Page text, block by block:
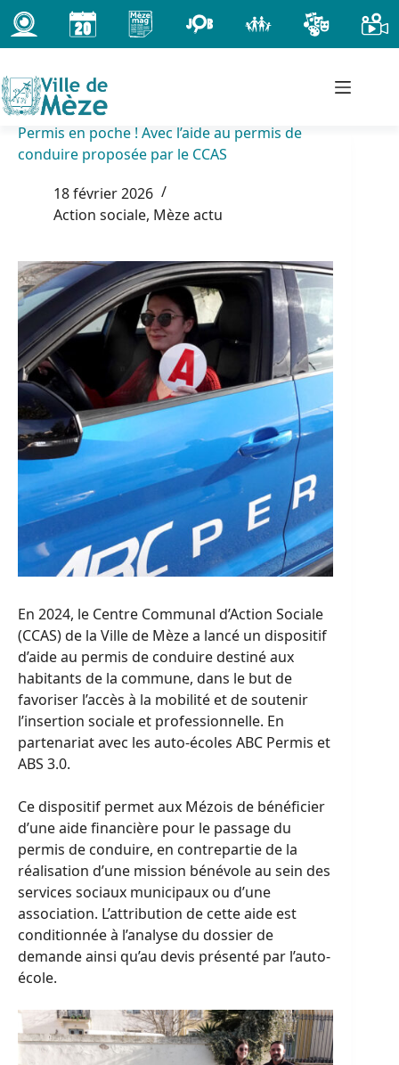
Passer
au
contenu
Permis en poche ! Avec l’aide au permis de
conduire proposée par le CCAS
18 février 2026
Action sociale, Mèze actu
En 2024, le Centre Communal d’Action Sociale
(CCAS) de la Ville de Mèze a lancé un dispositif
d’aide au permis de conduire destiné aux
habitants de la commune, dans le but de
favoriser l’accès à la mobilité et de soutenir
l’insertion sociale et professionnelle. En
partenariat avec les auto-écoles ABC Permis et
ABS 3.0.
Ce dispositif permet aux Mézois de bénéficier
d’une aide financière pour le passage du
permis de conduire, en contrepartie de la
réalisation d’une mission bénévole au sein des
services sociaux municipaux ou d’une
association. L’attribution de cette aide est
conditionnée à l’analyse du dossier de
demande ainsi qu’au devis présenté par l’auto-
école.